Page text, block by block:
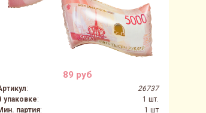
89 руб
:
26737
упаковке:
1 шт.
партия: 1 шт